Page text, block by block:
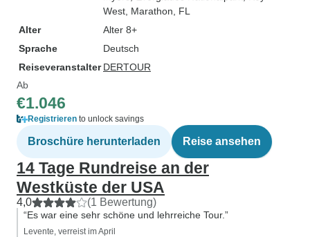
West , Marathon, FL
Alter
Alter 8+
Sprache
Deutsch
Reiseveranstalter DERTOUR
Ab
€1.046
Registrieren to unlock savings
Broschüre herunterladen Reise ansehen
14 Tage Rundreise an der
Westküste der USA
4,0 (1 Bewertung)
“Es war eine sehr schöne und lehrreiche Tour.”
Levente, verreist im April